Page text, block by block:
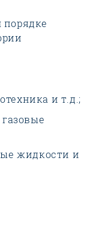
и т.д.;
жидкости и